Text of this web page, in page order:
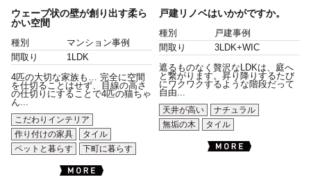
ウェーブ状の壁が創り出す柔ら
かい空間
種別
マンション事例
間取り
1LDK
4匹の大切な家族も… 完全に空間
を仕切ることはせず、目線の高さ
の仕切りにすることで4匹の猫ちゃ
ん...
こだわりインテリア
作り付けの家具
タイル
ペットと暮らす
下町に暮らす
戸建リノベはいかがですか。
種別
戸建事例
間取り
3LDK+WIC
遮るものなく贅沢なLDKは、庭へ
と繋がります。昇り降りするたび
にワクワクするような階段だって
自由...
天井が高い
ナチュラル
無垢の木
タイル